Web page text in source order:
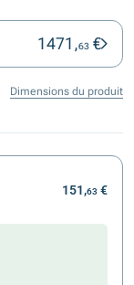
1471,63 €
Dimensions du produit
151,63 €